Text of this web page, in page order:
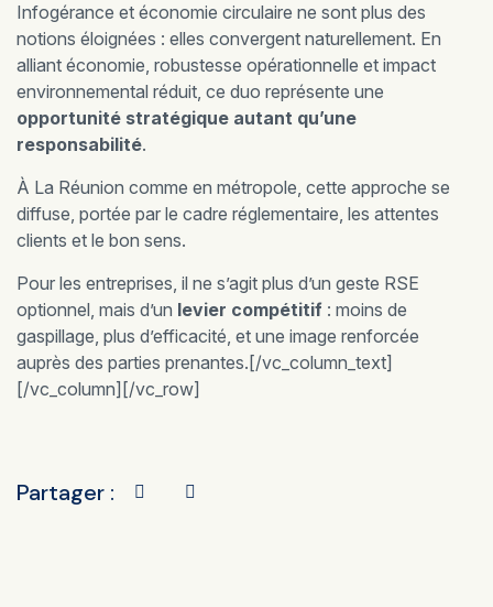
Infogérance et économie circulaire ne sont plus des
notions éloignées : elles convergent naturellement. En
alliant économie, robustesse opérationnelle et impact
environnemental réduit, ce duo représente une
opportunité stratégique autant qu’une
responsabilité.
À La Réunion comme en métropole, cette approche se
diffuse, portée par le cadre réglementaire, les attentes
clients et le bon sens.
Pour les entreprises, il ne s’agit plus d’un geste RSE
optionnel, mais d’un levier compétitif : moins de
gaspillage, plus d’efficacité, et une image renforcée
auprès des parties prenantes.[/vc_column_text]
[/vc_column][/vc_row]
Partager :